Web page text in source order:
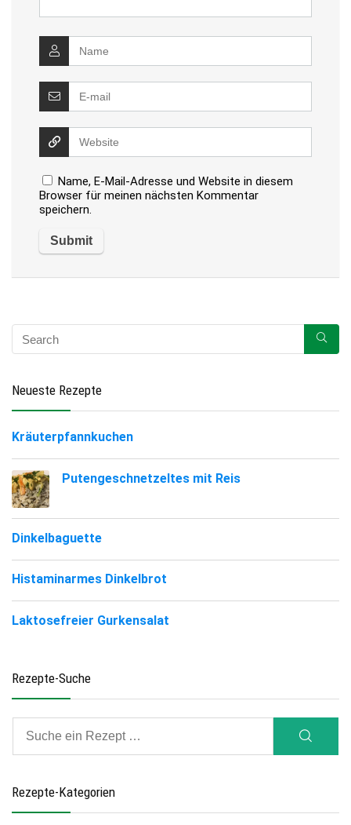
Name, E-Mail-Adresse und Website in diesem
Browser für meinen nächsten Kommentar
speichern.
Neueste Rezepte
Kräuterpfannkuchen
Putengeschnetzeltes mit Reis
Dinkelbaguette
Histaminarmes Dinkelbrot
Laktosefreier Gurkensalat
Rezepte-Suche
Rezepte-Kategorien